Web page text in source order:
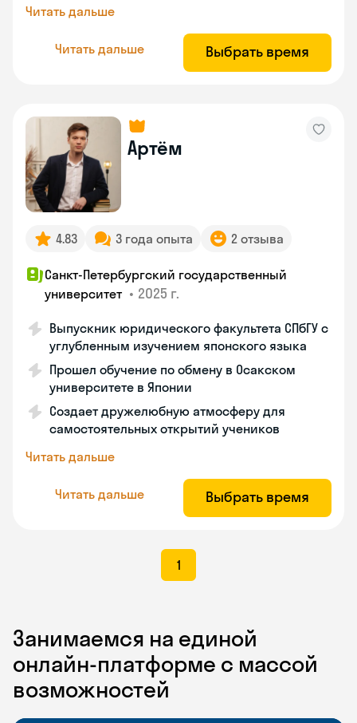
Читать дальше
Читать дальше Выбрать время
Артём
4.83 3 года опыта 2 отзыва
Санкт-Петербургский государственный
университет • 2025 г.
Выпускник юридического факультета СПбГУ с
углубленным изучением японского языка
Прошел обучение по обмену в Осакском
университете в Японии
Создает дружелюбную атмосферу для
самостоятельных открытий учеников
Читать дальше
Читать дальше Выбрать время
1
Занимаемся на единой
онлайн-платформе с массой
возможностей